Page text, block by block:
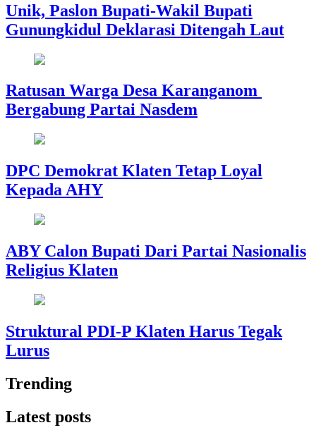
Unik, Paslon Bupati-Wakil Bupati
Gunungkidul Deklarasi Ditengah Laut
Ratusan Warga Desa Karanganom
Bergabung Partai Nasdem
DPC Demokrat Klaten Tetap Loyal
Kepada AHY
ABY Calon Bupati Dari Partai Nasionalis
Religius Klaten
Struktural PDI-P Klaten Harus Tegak
Lurus
Trending
Latest posts